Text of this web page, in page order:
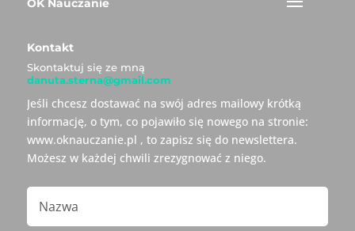
OK Nauczanie
Kontakt
Skontaktuj się ze mną
danuta.sterna@gmail.com
Jeśli chcesz dostawać na swój adres mailowy krótką
informację, o tym, co pojawiło się nowego na stronie:
www.oknauczanie.pl , to zapisz się do newslettera.
Możesz w każdej chwili zrezygnować z niego.